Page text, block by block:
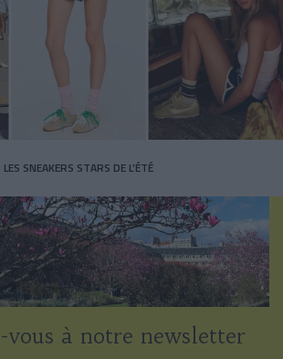
LES SNEAKERS STARS DE L’ÉTÉ
vous à notre newsletter